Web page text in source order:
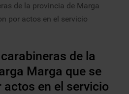
de la provincia de Marga
por actos en el servicio
de la
Marga que se
en el servicio